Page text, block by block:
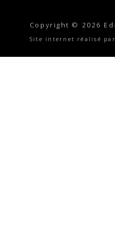
Copyright © 2026
Site internet réalisé